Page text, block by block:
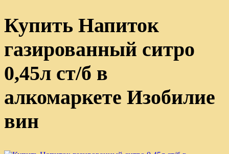
Купить Напиток
газированный ситро
0,45л ст/б в
алкомаркете Изобилие
вин